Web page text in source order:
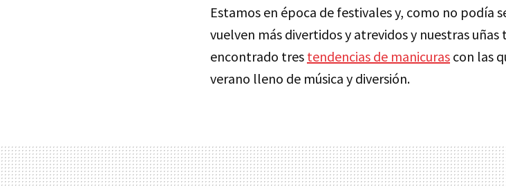
Estamos en época de festivales y, como no podía
vuelven más divertidos y atrevidos y nuestras
encontrado tres tendencias de manicuras con las
verano lleno de música y diversión.